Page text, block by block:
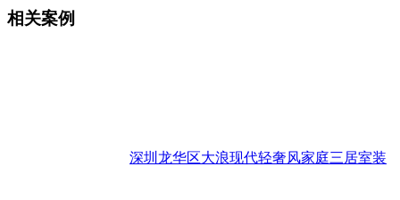
相关案例
深圳龙华区大浪现代轻奢风家庭三居室装